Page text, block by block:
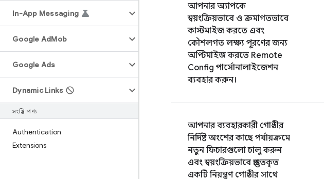
In-App Messaging
Google AdMob
Google Ads
Dynamic Links
সংশ্লিষ্ট পণ্য
Authentication
Extensions
আপনার অ্যাপকে
স্বয়ংক্রিয়ভাবে ও ক্রমাগতভাবে
কাস্টমাইজ করতে এবং
কৌশলগত লক্ষ্য পূরণের জন্য
অপ্টিমাইজ করতে Remote
Config পার্সোনালাইজেশন
ব্যবহার করুন।
আপনার ব্যবহারকারী গোষ্ঠীর
নির্দিষ্ট অংশের কাছে পর্যায়ক্রমে
নতুন ফিচারগুলো চালু করুন
এবং স্বয়ংক্রিয়ভাবে প্রস্তুতকৃত
একটি নিয়ন্ত্রণ গোষ্ঠীর সাথে